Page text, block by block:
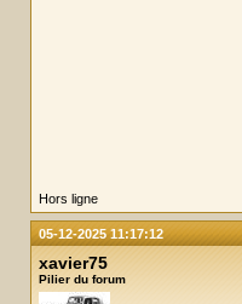
Hors ligne
05-12-2025 11:17:12
xavier75
Pilier du forum